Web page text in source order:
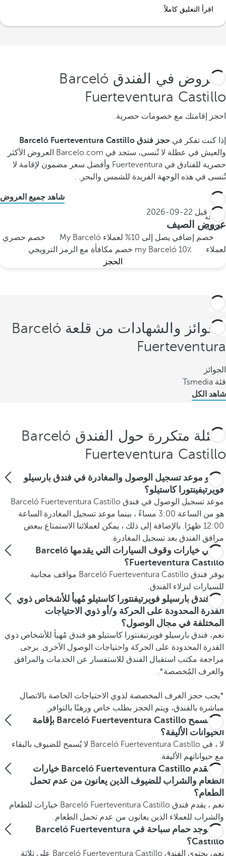
اقرأ التعليق كاملاً
العروض في الفندق Barceló
Fuerteventura Castillo
احجز إقامتك مع خصومات حصرية.
إذا كنت تفكر في حجز فندق Barceló Fuerteventura Castillo
والعيش في عطلة لا تُنسى، ستجد في Barcelo.com العروض الأكثر
حصرية للفنادق في Fuerteventura وأفضل سعر مضمون لإقامة لا
تُنسى في هذه الوجهة الفريدة للشمس والبحر. .
شاهد جميع العروض
الإقامة
الكاملة
احجز قبل 22-09-2026
عروض الصيف
خصم إضافي يصل إلى 10% لعملاء My Barceló
خصم حصري
لعملاء my Barceló
10٪ خصم مكافأة مع الرمز الترويجي
الحجز
الجوائز والشهادات من قلعة Barceló
Fuerteventura
الجوائز
فئة Tsmedia
شاهد الكل
أسئلة متكررة حول الفندق Barceló
Fuerteventura Castillo
ما هو موعد تسجيل الوصول والمغادرة في فندق بارسيلو
فويرتيفينتورا كاستيلو؟
موعد تسجيل الوصول في فندق Barceló Fuerteventura Castillo
هو من الساعة 3:00 مساءً ، بينما موعد تسجيل المغادرة الساعة
12:00 ظهرًا. بالإضافة إلى ذلك ، يمكن لعملائنا الاستمتاع ببعض
مرافق الفندق بعد تسجيل المغادرة.
ما هي خيارات وقوف السيارات التي يقدمها Barceló
Fuerteventura Castillo؟
يوفر فندق Barceló Fuerteventura Castillo مواقف مجانية
للسيارات لنزلاء الفندق.
هل فندق بارسيلو فويرتيفنتورا كاستيلو مُهيأ للأشخاص ذوي
القدرة المحدودة على الحركة و/أو ذوي الاحتياجات
المختلفة في مجال الوصول؟
نعم، فندق بارسيلو فويرتيفنتورا كاستيلو هو فندق مُهيأ للأشخاص ذوي
القدرة المحدودة على الحركة واحتياجات الوصول الأخرى. يرجى
مراجعة مكتب استقبال الفندق للاستفسار عن الخدمات والمرافق
والغرف المُخصصة*.
*يجب حجز الغرف المخصصة لذوي الاحتياجات الخاصة بالاتصال
مباشرة بالفندق، ويتم الحجز بطلب خاص ورهنًا بالتوافر.
هل يسمح Barceló Fuerteventura Castillo بإقامة
الحيوانات الأليفة؟
لا ، في Barceló Fuerteventura Castillo لا يُسمح للضيوف بالبقاء
مع حيواناتهم الأليفة.
هل يقدم Barceló Fuerteventura Castillo خيارات
الطعام والشراب للضيوف الذين يعانون من عدم تحمل
الطعام؟
نعم ، يقدم فندق Barceló Fuerteventura Castillo خيارات للطعام
والشراب للعملاء الذين يعانون من عدم تحمل الطعام.
هل يوجد حمام سباحة في Barceló Fuerteventura
Castillo؟
نعم، يحتوي الفندق Barceló Fuerteventura Castillo على ثلاثة